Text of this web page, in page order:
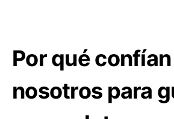
Por qué
nosotros para